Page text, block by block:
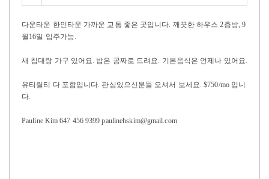
다운타운 한인타운 가까운 교통 좋은 곳입니다. 깨끗한 하우스 2층방, 9
월16일 입주가능.
새 침대랑 가구 있어요. 밥은 공짜로 드려요. 기본음식은 언제나 있어요.
유티릴티 다 포함입니다. 관심있으신분들 오셔서 보세요. $750/mo 입니
다.
Pauline Kim 647 456 9399 paulinehskim@gmail.com